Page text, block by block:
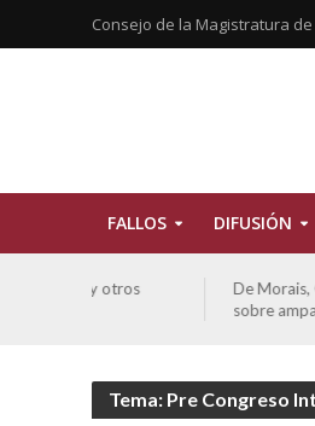
Consejo de la Magistratura
FALLOS DIFUSIÓN
De Morais, Oscar Antonio
sobre amparo-
Tema: Pre Congreso